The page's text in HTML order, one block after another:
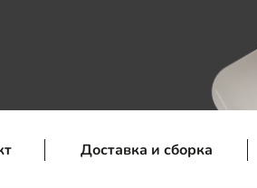
Доставка и сборка